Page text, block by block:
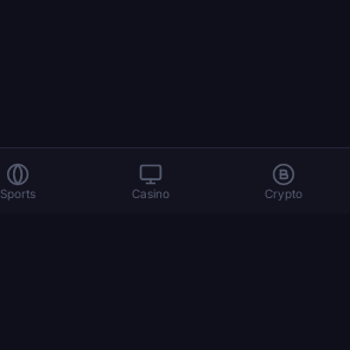
Sports Casino Crypto